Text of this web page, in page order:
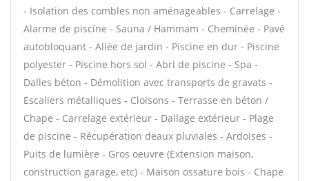
- Isolation des combles non aménageables - Carrelage -
Alarme de piscine - Sauna / Hammam - Cheminée - Pavé
autobloquant - Allée de jardin - Piscine en dur - Piscine
polyester - Piscine hors sol - Abri de piscine - Spa -
Dalles béton - Démolition avec transports de gravats -
Escaliers métalliques - Cloisons - Terrasse en béton /
Chape - Carrelage extérieur - Dallage extérieur - Plage
de piscine - Récupération deaux pluviales - Ardoises -
Puits de lumière - Gros oeuvre (Extension maison,
construction garage, etc) - Maison ossature bois - Chape